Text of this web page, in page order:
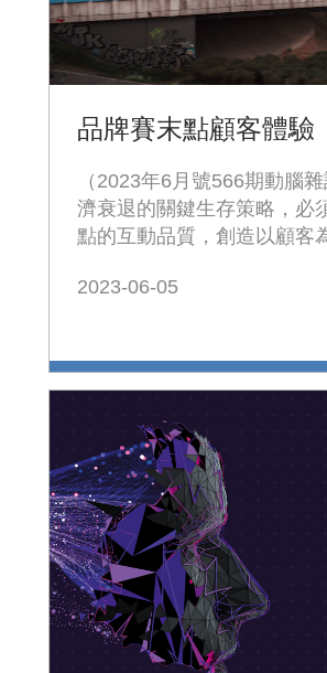
品牌賽末點顧客體驗
（2023年6月號566期動腦
濟衰退的關鍵生存策略，必
點的互動品質，創造以顧客
2023-06-05